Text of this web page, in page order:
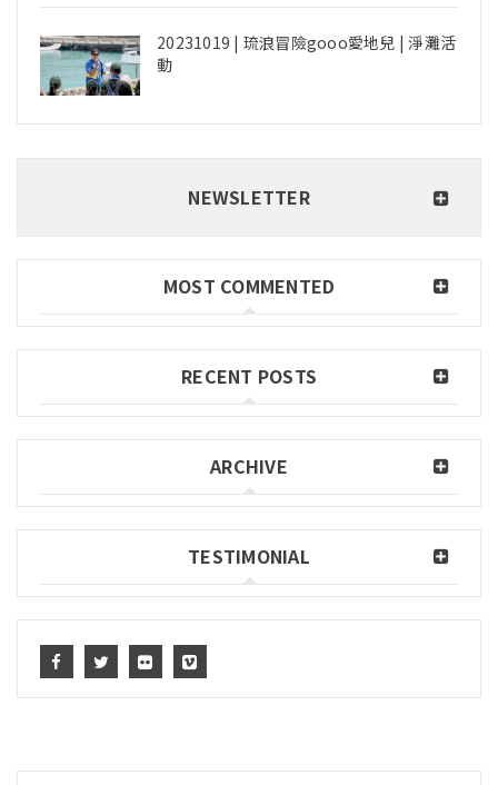
20231019 | 琉浪冒險gooo愛地兒 | 淨灘活
動
NEWSLETTER
MOST COMMENTED
RECENT POSTS
ARCHIVE
TESTIMONIAL